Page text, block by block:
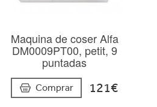
Maquina de coser Alfa
DM0009PT00, petit, 9
puntadas
Comprar 121€